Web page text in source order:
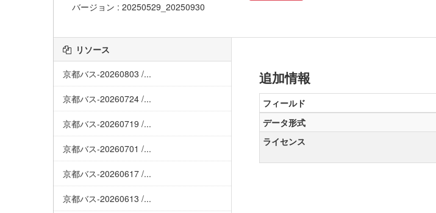
バージョン : 20250529_20250930
リソース
京都バス-20260803 /...
京都バス-20260724 /...
京都バス-20260719 /...
京都バス-20260701 /...
京都バス-20260617 /...
京都バス-20260613 /...
追加情報
フィールド
データ形式
ライセンス